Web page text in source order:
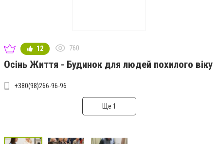
12 760
Осінь Життя - Будинок для людей похилого віку
+380(98)266-96-96
Ще 1